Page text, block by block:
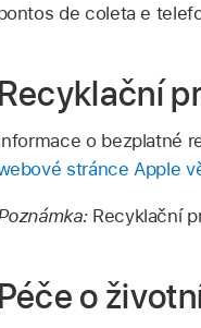
de coleta e
Recyklační
o bezplatné
stránce Apple
Recyklační
Péče o